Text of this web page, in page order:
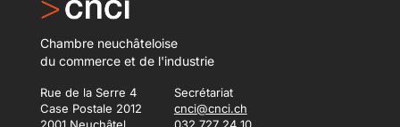
Chambre neuchâteloise
du commerce et de l'industrie
Rue de la Serre 4
Case Postale 2012
Secrétariat
cnci@cnci.ch